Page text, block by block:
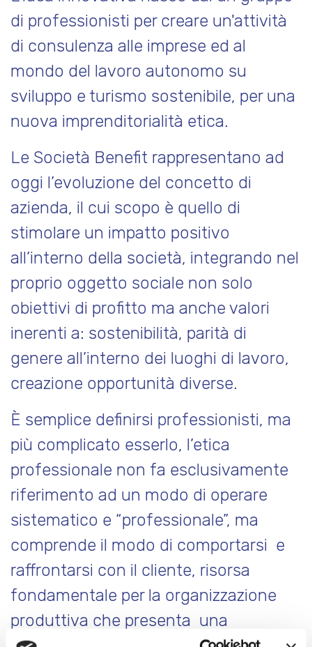
di professionisti per creare un'attività
di consulenza alle imprese ed al
mondo del lavoro autonomo su
sviluppo e turismo sostenibile, per una
nuova imprenditorialità etica.
Le Società Benefit rappresentano ad
oggi l’evoluzione del concetto di
azienda, il cui scopo è quello di
stimolare un impatto positivo
all’interno della società, integrando nel
proprio oggetto sociale non solo
obiettivi di profitto ma anche valori
inerenti a: sostenibilità, parità di
genere all’interno dei luoghi di lavoro,
creazione opportunità diverse.
È semplice definirsi professionisti, ma
più complicato esserlo, l’etica
professionale non fa esclusivamente
riferimento ad un modo di operare
sistematico e “professionale”, ma
comprende il modo di comportarsi e
raffrontarsi con il cliente, risorsa
fondamentale per la organizzazione
produttiva che presenta una